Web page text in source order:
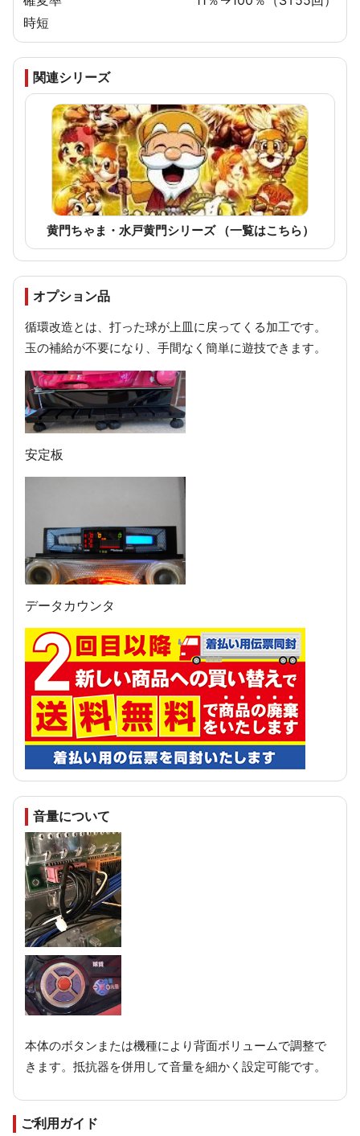
時短
関連シリーズ
黄門ちゃま・水戸黄門シリーズ （一覧はこちら）
オプション品
循環改造とは、打った球が上皿に戻ってくる加工です。
玉の補給が不要になり、手間なく簡単に遊技できます。
安定板
データカウンタ
音量について
本体のボタンまたは機種により背面ボリュームで調整で
きます。抵抗器を併用して音量を細かく設定可能です。
ご利用ガイド